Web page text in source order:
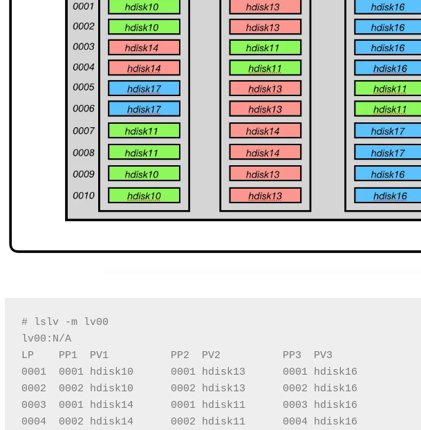
# lslv -m lv00
lv00:N/A
LP    PP1  PV1          PP2  PV2          PP3  PV3
0001  0001 hdisk10      0001 hdisk13      0001 hdisk16
0002  0002 hdisk10      0002 hdisk13      0002 hdisk16
0003  0001 hdisk14      0001 hdisk11      0003 hdisk16
0004  0002 hdisk14      0002 hdisk11      0004 hdisk16